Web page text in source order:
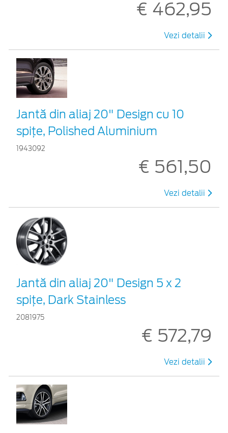
€ 462,95
Vezi detalii
Jantă din aliaj 20" Design cu 10
spițe, Polished Aluminium
1943092
€ 561,50
Vezi detalii
Jantă din aliaj 20" Design 5 x 2
spițe, Dark Stainless
2081975
€ 572,79
Vezi detalii